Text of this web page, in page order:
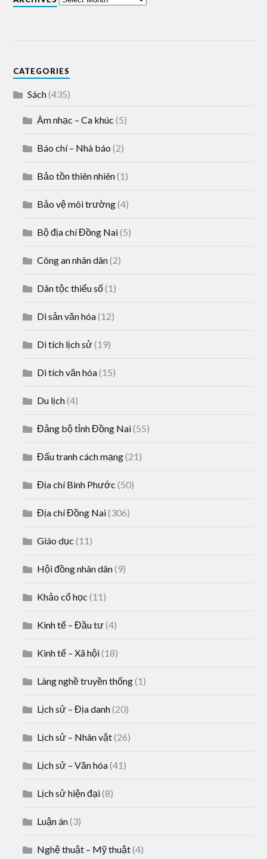
CATEGORIES
Sách(435)
Âm nhạc – Ca khúc (5)
Báo chí – Nhà báo (2)
Bảo tồn thiên nhiên(1)
Bảo vệ môi trường(4)
Bộ địa chí Đồng Nai(5)
Công an nhân dân(2)
Dân tộc thiểu số(1)
Di sản văn hóa(12)
Di tích lịch sử(19)
Di tích văn hóa(15)
Du lịch(4)
Đảng bộ tỉnh Đồng Nai(55)
Đấu tranh cách mạng(21)
Địa chí Bình Phước (50)
Địa chí Đồng Nai(306)
Giáo dục (11)
Hội đồng nhân dân(9)
Khảo cổ học (11)
Kinh tế – Đầu tư(4)
Kinh tế – Xã hội(18)
Làng nghề truyền thống(1)
Lịch sử – Địa danh(20)
Lịch sử – Nhân vật(26)
Lịch sử – Văn hóa(41)
Lịch sử hiện đại(8)
Luận án(3)
Nghệ thuật – Mỹ thuật(4)